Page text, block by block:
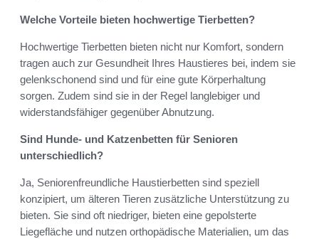
Welche Vorteile bieten hochwertige Tierbetten?
Hochwertige Tierbetten bieten nicht nur Komfort, sondern
tragen auch zur Gesundheit Ihres Haustieres bei, indem sie
gelenkschonend sind und für eine gute Körperhaltung
sorgen. Zudem sind sie in der Regel langlebiger und
widerstandsfähiger gegenüber Abnutzung.
Sind Hunde- und Katzenbetten für Senioren
unterschiedlich?
Ja, Seniorenfreundliche Haustierbetten sind speziell
konzipiert, um älteren Tieren zusätzliche Unterstützung zu
bieten. Sie sind oft niedriger, bieten eine gepolsterte
Liegefläche und nutzen orthopädische Materialien, um das